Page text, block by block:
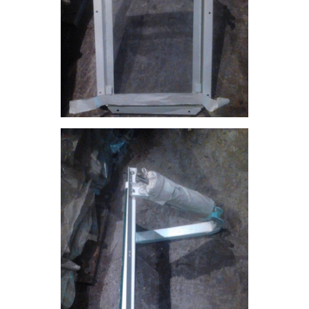
одна ножка, пайка результата не дала. фото прилагаю.
может у кого есть такой.
за ранее спасибо.
не актуально
experienced
24 февраля 2020
Продам б\у электрощиток ИЭК пластиковый для
скрытой установки на 8 модулей. В комплекте
автомат двухполюсный на 50 А, два диффавтомата
на 16 А и один диффавтомат на 25 А. За всё 1 тысячу
рублей. Телефон в личном профиле.